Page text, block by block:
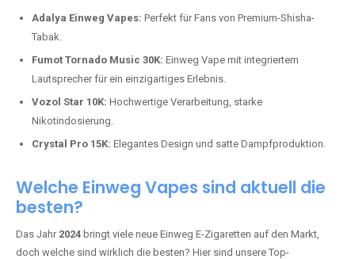
Adalya Einweg Vapes: Perfekt für Fans von Premium-Shisha-
Tabak.
Fumot Tornado Music 30K: Einweg Vape mit integriertem
Lautsprecher für ein einzigartiges Erlebnis.
Vozol Star 10K: Hochwertige Verarbeitung, starke
Nikotindosierung.
Crystal Pro 15K: Elegantes Design und satte Dampfproduktion.
Welche Einweg Vapes sind aktuell die
besten?
Das Jahr 2024 bringt viele neue Einweg E-Zigaretten auf den Markt,
doch welche sind wirklich die besten? Hier sind unsere Top-